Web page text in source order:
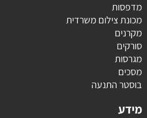
מדפסות
מכונת צילום משרדית
מקרנים
סורקים
מגרסות
מסכים
בוסטר התנעה
מידע